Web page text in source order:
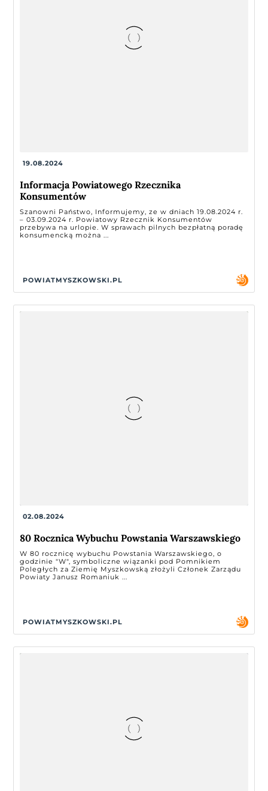
19.08.2024
Informacja Powiatowego Rzecznika
Konsumentów
Szanowni Państwo, Informujemy, ze w dniach 19.08.2024 r.
– 03.09.2024 r. Powiatowy Rzecznik Konsumentów
przebywa na urlopie. W sprawach pilnych bezpłatną poradę
konsumencką można ...
POWIATMYSZKOWSKI.PL
02.08.2024
80 Rocznica Wybuchu Powstania Warszawskiego
W 80 rocznicę wybuchu Powstania Warszawskiego, o
godzinie "W", symboliczne wiązanki pod Pomnikiem
Poległych za Ziemię Myszkowską złożyli Członek Zarządu
Powiaty Janusz Romaniuk ...
POWIATMYSZKOWSKI.PL